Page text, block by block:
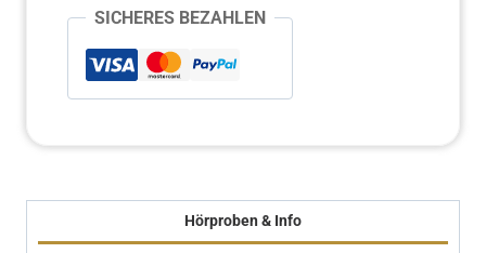
MengeSICHERES BEZAHLEN
Hörproben & Info